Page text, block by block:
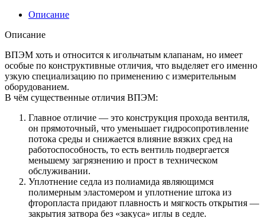
Описание
Описание
ВПЭМ хоть и относится к игольчатым клапанам, но имеет
особые по конструктивные отличия, что выделяет его именно
узкую специализацию по применению с измерительным
оборудованием.
В чём существенные отличия ВПЭМ:
Главное отличие — это конструкция прохода вентиля,
он прямоточный, что уменьшает гидросопротивление
потока среды и снижается влияние вязких сред на
работоспособность, то есть вентиль подвергается
меньшему загрязнению и прост в техническом
обслуживании.
Уплотнение седла из полиамида являющимся
полимерным эластомером и уплотнение штока из
фторопласта придают плавность и мягкость открытия —
закрытия затвора без «закуса» иглы в седле.